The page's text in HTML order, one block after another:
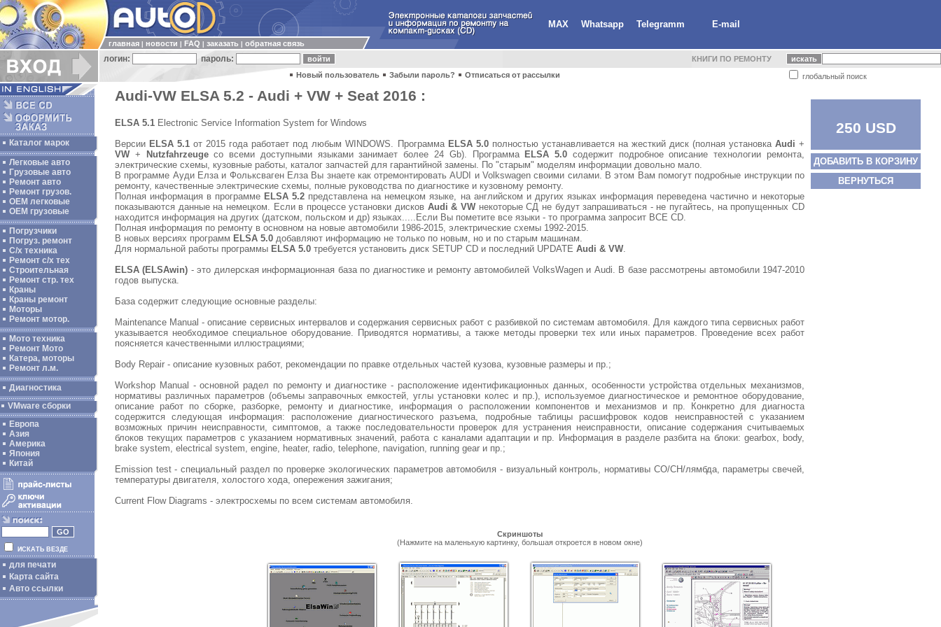
MAX Whatsapp Telegramm E-mail
главная новости FAQ заказать обратная связь
логин: пароль: КНИГИ ПО РЕМОНТУ
глобальный поиск
Новый пользователь Забыли пароль? Отписаться от рассылки
Каталог марок
Легковые авто
Грузовые авто
Ремонт авто
Ремонт грузов.
ОЕМ легковые
OEM грузовые
Погрузчики
Погруз. ремонт
С/х техника
Ремонт с/х тех
Строительная
Ремонт стр. тех
Краны
Краны ремонт
Моторы
Ремонт мотор.
Мото техника
Ремонт Мото
Катера, моторы
Ремонт л.м.
Диагностика
VMware сборки
Европа
Азия
Америка
Япония
Китай
ИСКАТЬ ВЕЗДЕ
для печати
Карта сайта
Авто ссылки
Audi-VW ELSA 5.2 - Audi + VW + Seat 2016 :
ELSA 5.1 Electronic Service Information System for Windows
Версии ELSA 5.1 от 2015 года работает под любым WINDOWS. Программа ELSA 5.0полностью устанавливается на жесткий диск (полная установкаAudi +
VW + Nutzfahrzeugeсо всеми доступными языками занимает более 24 Gb). Программа ELSA 5.0 содержит подробное описание технологии ремонта,
электрические схемы, кузовные работы, каталог запчастей для гарантийной замены. По "старым" моделям информации довольно мало.
В программе Ауди Елза и Фольксваген Елза Вы знаете как отремонтировать AUDI и Volkswagen своими силами. В этом Вам помогут подробные инструкции по
ремонту, качественные электрические схемы, полные руководства по диагностике и кузовному ремонту.
Полная информация в программе ELSA 5.2 представлена на немецком языке, на английском и других языках информация переведена частично и некоторые
показываются данные на немецком. Если в процессе установки дисков Audi & VW некоторые СД не будут запрашиваться - не пугайтесь, на пропущенных CD
находится информация на других (датском, польском и др) языках.....Если Вы пометите все языки - то программа запросит ВСЕ CD.
Полная информация по ремонту в основном на новые автомобили 1986-2015, электрические схемы 1992-2015.
В новых версиях программ ELSA 5.0 добавляют информацию не только по новым, но и по старым машинам.
Для нормальной работы программы ELSA 5.0 требуется установить диск SETUP CD и последний UPDATE Audi & VW
ELSA (ELSAwin) - это дилерская информационная база по диагностике и ремонту автомобилей VolksWagen и Audi. В базе рассмотрены автомобили 1947-2010
годов выпуска.
База содержит следующие основные разделы:
Maintenance Manual - описание сервисных интервалов и содержания сервисных работ с разбивкой по системам автомобиля. Для каждого типа сервисных работ
указывается необходимое специальное оборудование. Приводятся нормативы, а также методы проверки тех или иных параметров. Проведение всех работ
поясняется качественными иллюстрациями;
Body Repair - описание кузовных работ, рекомендации по правке отдельных частей кузова, кузовные размеры и пр.;
Workshop Manual - основной радел по ремонту и диагностике - расположение идентификационных данных, особенности устройства отдельных механизмов,
нормативы различных параметров (объемы заправочных емкостей, углы установки колес и пр.), используемое диагностическое и ремонтное оборудование,
описание работ по сборке, разборке, ремонту и диагностике, информация о расположении компонентов и механизмов и пр. Конкретно для диагноста
содержится следующая информация: расположение диагностического разъема, подробные таблицы расшифровок кодов неисправностей с указанием
возможных причин неисправности, симптомов, а также последовательности проверок для устранения неисправности, описание содержания считываемых
блоков текущих параметров с указанием нормативных значений, работа с каналами адаптации и пр. Информация в разделе разбита на блоки: gearbox, body,
brake system, electrical system, engine, heater, radio, telephone, navigation, running gear и пр.;
Emission test - специальный раздел по проверке экологических параметров автомобиля - визуальный контроль, нормативы CO/CH/лямбда, параметры свечей,
температуры двигателя, холостого хода, опережения зажигания;
Current Flow Diagrams - электросхемы по всем системам автомобиля.
250 USD
ДОБАВИТЬ В КОРЗИНУ
ВЕРНУТЬСЯ
Скриншоты
(Нажмите на маленькую картинку, большая откроется в новом окне)